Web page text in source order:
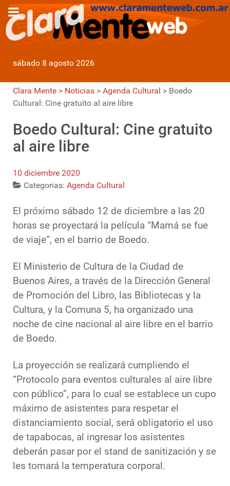
sábado 8 agosto 2026
Clara Mente > Noticias > Agenda Cultural > Boedo
Cultural: Cine gratuito al aire libre
Boedo Cultural: Cine gratuito
al aire libre
10 diciembre 2020
Categorias: Agenda Cultural
El próximo sábado 12 de diciembre a las 20
horas se proyectará la película “Mamá se fue
de viaje”, en el barrio de Boedo.
El Ministerio de Cultura de la Ciudad de
Buenos Aires, a través de la Dirección General
de Promoción del Libro, las Bibliotecas y la
Cultura, y la Comuna 5, ha organizado una
noche de cine nacional al aire libre en el barrio
de Boedo.
La proyección se realizará cumpliendo el
“Protocolo para eventos culturales al aire libre
con público”, para lo cual se establece un cupo
máximo de asistentes para respetar el
distanciamiento social, será obligatorio el uso
de tapabocas, al ingresar los asistentes
deberán pasar por el stand de sanitización y se
les tomará la temperatura corporal.